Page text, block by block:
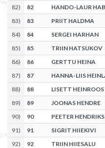
82) 82 HANDO-LAUR
83) 83 PRIIT HALDMA
84) 84 SERGEI HARHAN
85) 85 TRIIN HATSUKOV
86) 86 GERTTU HEINA
87) 87 HANNA-LIIS
88) 88 LISETT HEINROOS
89) 89 JOONAS HENDRE
90) 90 PEETER
91) 91 SIGRIT HIIEKIVI
92) 92 TRIIN HIIESALU